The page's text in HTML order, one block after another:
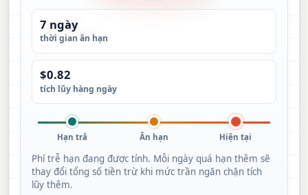
7 ngày
thời gian ân hạn
$0.82
tích lũy hàng ngày
Hạn trả Ân hạn Hiện tại
Phí trễ hạn đang được tính. Mỗi ngày quá hạn thêm sẽ
thay đổi tổng số tiền trừ khi mức trần ngăn chặn tích
lũy thêm.